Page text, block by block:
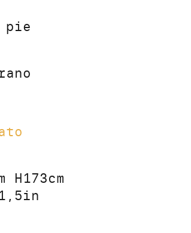
pie
H173cm